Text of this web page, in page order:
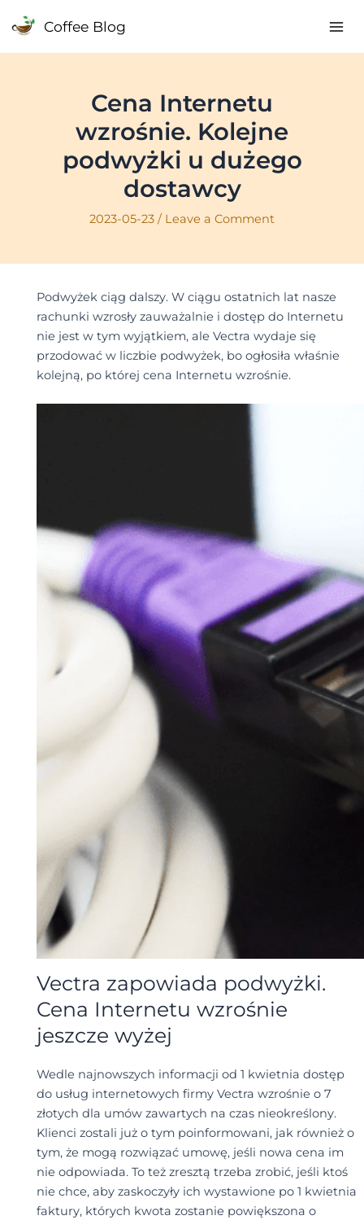
Coffee Blog
Cena Internetu
wzrośnie. Kolejne
podwyżki u dużego
dostawcy
2023-05-23 / Leave a Comment
Podwyżek ciąg dalszy. W ciągu ostatnich lat nasze
rachunki wzrosły zauważalnie i dostęp do Internetu
nie jest w tym wyjątkiem, ale Vectra wydaje się
przodować w liczbie podwyżek, bo ogłosiła właśnie
kolejną, po której cena Internetu wzrośnie.
Vectra zapowiada podwyżki.
Cena Internetu wzrośnie
jeszcze wyżej
Wedle najnowszych informacji od 1 kwietnia dostęp
do usług internetowych firmy Vectra wzrośnie o 7
złotych dla umów zawartych na czas nieokreślony.
Klienci zostali już o tym poinformowani, jak również o
tym, że mogą rozwiązać umowę, jeśli nowa cena im
nie odpowiada. To też zresztą trzeba zrobić, jeśli ktoś
nie chce, aby zaskoczyły ich wystawione po 1 kwietnia
faktury, których kwota zostanie powiększona o